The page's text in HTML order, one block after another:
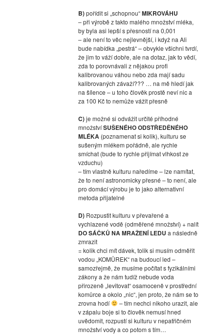
B)pořídit si „schopnou“MIKROVÁHU
– při výrobě z takto malého množství mléka,
by byla asi lepší s přesností na 0,001
– ale není to věc nejlevnější, i když na Ali
bude nabídka „pestrá“ – obvykle všichni tvrdí,
že jim to váží dobře, ale na dotaz, jak to vědí,
zda to porovnávali z nějakou profi
kalibrovanou váhou nebo zda mají sadu
kalibrovaných závaží??? … na mě hledí jak
na šílence – u toho člověk prostě neví nic a
za 100 Kč to nemůže vážit přesně
C)je možné si odvážit určité příhodné
množstvíSUŠENÉHO ODSTŘEDĚNÉHO
MLÉKA (poznamenat si kolik), kulturu se
sušeným mlékem pořádně, ale rychle
smíchat (bude to rychle přijímat vlhkost ze
vzduchu)
– tím vlastně kulturu naředíme – lze namítat,
že to není astronomicky přesné – to není, ale
pro domácí výrobu je to jako alternativní
metoda přijatelné
D) Rozpustit kulturu v převařené a
vychlazené vodě (odměřené množství) + nalít
DO SÁČKŮ NA MRAŽENÍ LEDU a následně
zmrazit
= kolik chci mít dávek, tolik si musím odměřit
vodou „KOMŮREK“ na budoucí led –
samozřejmě, že musíme počítat s fyzikálními
zákony a že nám tudíž nebude voda
přirozeně „levitovat“ osamoceně v prostřední
komůrce a okolo „nic“, jen proto, že nám se to
zrovna hodí
– tím nechci nikoho urazit, ale
v zápalu boje si to člověk nemusí hned
uvědomit, rozpustí si kulturu v nepatřičném
množství vody a co potom s tím…